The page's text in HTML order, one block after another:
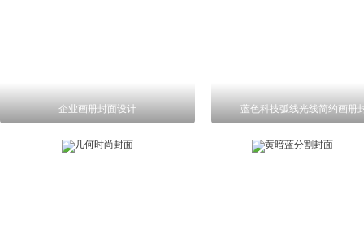
企业画册封面设计 蓝色科技弧线光线简约画册